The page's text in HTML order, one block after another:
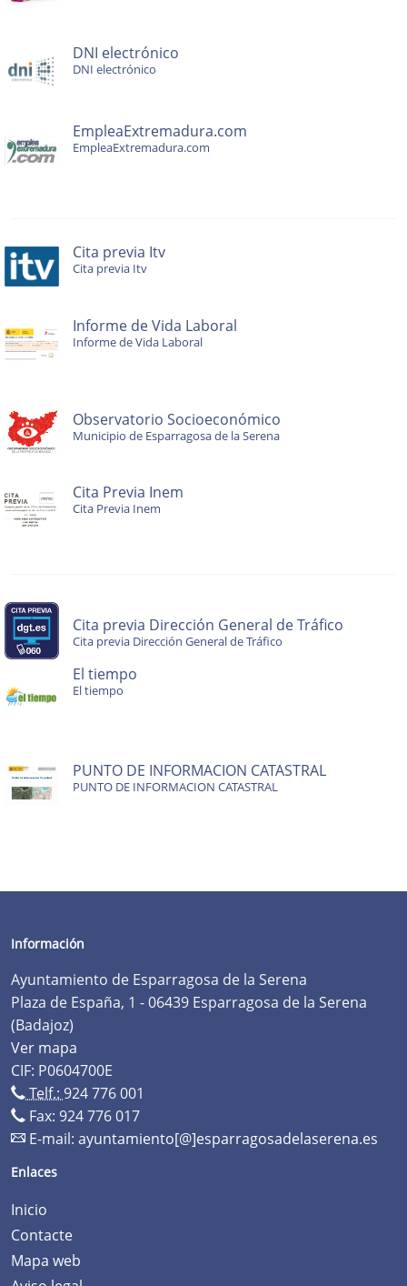
DNI electrónico
DNI electrónico
EmpleaExtremadura.com
EmpleaExtremadura.com
Cita previa Itv
Cita previa Itv
Informe de Vida Laboral
Informe de Vida Laboral
Observatorio Socioeconómico
Municipio de Esparragosa de la Serena
Cita Previa Inem
Cita Previa Inem
Cita previa Dirección General de Tráfico
Cita previa Dirección General de Tráfico
El tiempo
El tiempo
PUNTO DE INFORMACION CATASTRAL
PUNTO DE INFORMACION CATASTRAL
Información
Ayuntamiento de Esparragosa de la Serena
Plaza de España, 1 - 06439 Esparragosa de la Serena
(Badajoz)
Ver mapa
CIF: P0604700E
Telf.: 924 776 001
Fax: 924 776 017
E-mail: ayuntamiento[@]esparragosadelaserena.es
Enlaces
Inicio
Contacte
Mapa web